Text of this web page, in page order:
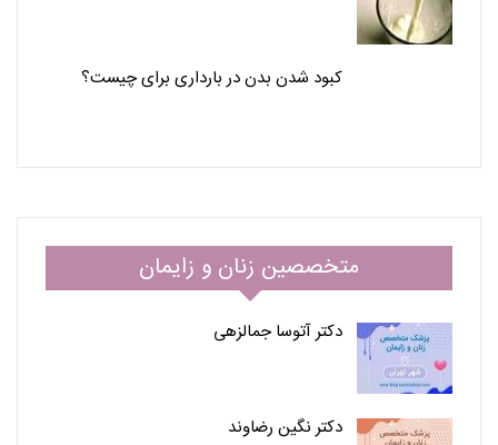
کبود شدن بدن در بارداری برای چیست؟
متخصصین زنان و زایمان
دکتر آتوسا جمالزهی
دکتر نگین رضاوند